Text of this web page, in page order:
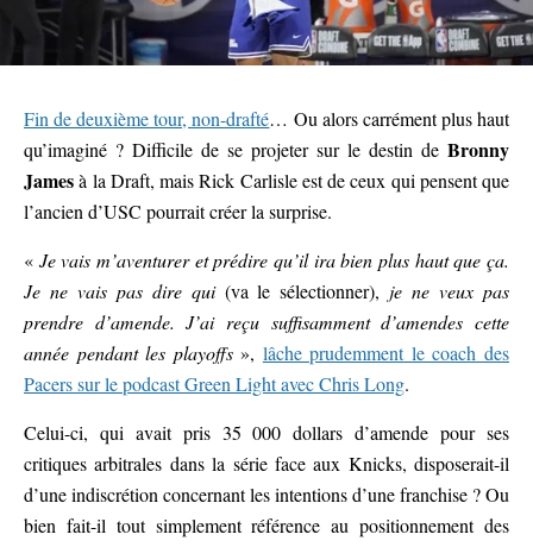
Fin de deuxième tour, non-drafté… Ou alors carrément plus haut
qu’imaginé ? Difficile de se projeter sur le destin de Bronny
Jamesà la Draft, mais Rick Carlisle est de ceux qui pensent que
l’ancien d’USC pourrait créer la surprise.
« Je vais m’aventurer et prédire qu’il ira bien plus haut que ça.
Je ne vais pas dire qui(va le sélectionner), je ne veux pas
prendre d’amende. J’ai reçu suffisamment d’amendes cette
année pendant les playoffs», lâche prudemment le coach des
Pacers sur le podcast Green Light avec Chris Long.
Celui-ci, qui avait pris 35 000 dollars d’amende pour ses
critiques arbitrales dans la série face aux Knicks, disposerait-il
d’une indiscrétion concernant les intentions d’une franchise ? Ou
bien fait-il tout simplement référence au positionnement des